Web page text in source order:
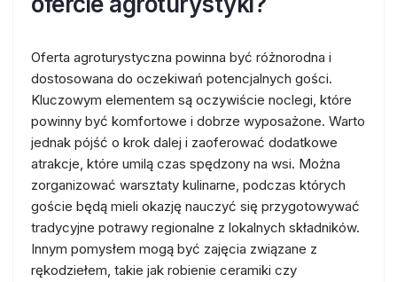
Oferta agroturystyczna powinna być różnorodna i
dostosowana do oczekiwań potencjalnych gości.
Kluczowym elementem są oczywiście noclegi, które
powinny być komfortowe i dobrze wyposażone. Warto
jednak pójść o krok dalej i zaoferować dodatkowe
atrakcje, które umilą czas spędzony na wsi. Można
zorganizować warsztaty kulinarne, podczas których
goście będą mieli okazję nauczyć się przygotowywać
tradycyjne potrawy regionalne z lokalnych składników.
Innym pomysłem mogą być zajęcia związane z
rękodziełem, takie jak robienie ceramiki czy